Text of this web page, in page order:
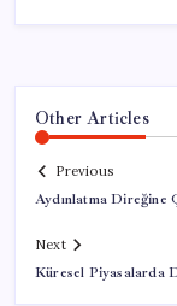
Other Articles
Previous
Aydınlatma Direğine
Next
Küresel Piyasalarda